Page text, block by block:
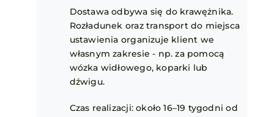
Dostawa odbywa się do krawężnika.
Rozładunek oraz transport do miejsca
ustawienia organizuje klient we
własnym zakresie - np. za pomocą
wózka widłowego, koparki lub
dźwigu.
Czas realizacji: około 16–19 tygodni od